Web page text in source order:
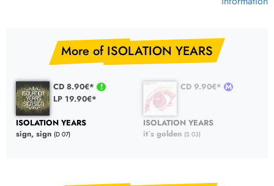
More of ISOLATION YEARS
CD 8.90€*
LP 19.90€*
ISOLATION YEARS
sign, sign (D 07)
CD 9.90€*
ISOLATION YEARS
it´s golden (S 03)